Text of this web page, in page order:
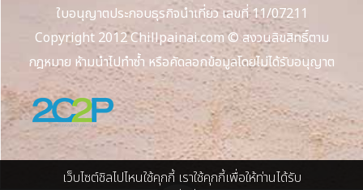
ใบอนุญาตประกอบธุรกิจนำเที่ยว เลขที่ 11/07211
Copyright 2012 Chillpainai.com © สงวนลิขสิทธิ์ตาม
กฎหมาย ห้ามนำไปทำซ้ำ หรือคัดลอกข้อมูลโดยไม่ได้รับอนุญาต
เว็บไซต์ชิลไปไหนใช้คุกกี้ เราใช้คุกกี้เพื่อให้ท่านได้รับ